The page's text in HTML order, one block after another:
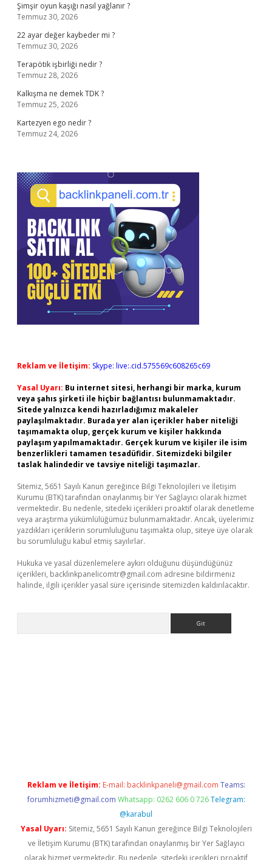
Şimşir oyun kaşığı nasıl yağlanır ?
Temmuz 30, 2026
22 ayar değer kaybeder mi ?
Temmuz 30, 2026
Terapötik işbirliği nedir ?
Temmuz 28, 2026
Kalkışma ne demek TDK ?
Temmuz 25, 2026
Kartezyen ego nedir ?
Temmuz 24, 2026
Reklam ve İletişim: Skype: live:.cid.575569c608265c69
Yasal Uyarı: Bu internet sitesi, herhangi bir marka, kurum
veya şahıs şirketi ile hiçbir bağlantısı bulunmamaktadır.
Sitede yalnızca kendi hazırladığımız makaleler
paylaşılmaktadır. Burada yer alan içerikler haber niteliği
taşımamakta olup, gerçek kurum ve kişiler hakkında
paylaşım yapılmamaktadır. Gerçek kurum ve kişiler ile isim
benzerlikleri tamamen tesadüfidir. Sitemizdeki bilgiler
taslak halindedir ve tavsiye niteliği taşımazlar.
Sitemiz, 5651 Sayılı Kanun gereğince Bilgi Teknolojileri ve İletişim
Kurumu (BTK) tarafından onaylanmış bir Yer Sağlayıcı olarak hizmet
vermektedir. Bu nedenle, sitedeki içerikleri proaktif olarak denetleme
veya araştırma yükümlülüğümüz bulunmamaktadır. Ancak, üyelerimiz
yazdıkları içeriklerin sorumluluğunu taşımakta olup, siteye üye olarak
bu sorumluluğu kabul etmiş sayılırlar.
Hukuka ve yasal düzenlemelere aykırı olduğunu düşündüğünüz
içerikleri, backlinkpanelicomtr@gmail.com adresine bildirmeniz
halinde, ilgili içerikler yasal süre içerisinde sitemizden kaldırılacaktır.
Reklam ve İletişim: E-mail: backlinkpaneli@gmail.com Teams:
forumhizmeti@gmail.com Whatsapp: 0262 606 0 726 Telegram:
@karabul
Yasal Uyarı: Sitemiz, 5651 Sayılı Kanun gereğince Bilgi Teknolojileri
ve İletişim Kurumu (BTK) tarafından onaylanmış bir Yer Sağlayıcı
olarak hizmet vermektedir. Bu nedenle, sitedeki içerikleri proaktif